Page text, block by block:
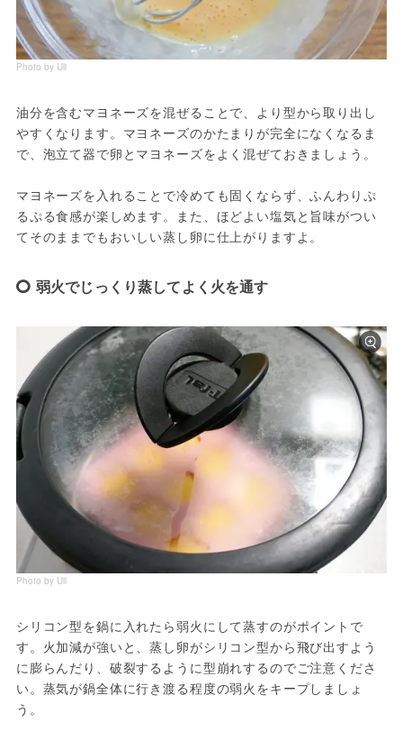
Photo by Uli
油分を含むマヨネーズを混ぜることで、より型から取り出し
やすくなります。マヨネーズのかたまりが完全になくなるま
で、泡立て器で卵とマヨネーズをよく混ぜておきましょう。
マヨネーズを入れることで冷めても固くならず、ふんわりぷ
るぷる食感が楽しめます。また、ほどよい塩気と旨味がつい
てそのままでもおいしい蒸し卵に仕上がりますよ。
弱火でじっくり蒸してよく火を通す
Photo by Uli
シリコン型を鍋に入れたら弱火にして蒸すのがポイントで
す。火加減が強いと、蒸し卵がシリコン型から飛び出すよう
に膨らんだり、破裂するように型崩れするのでご注意くださ
い。蒸気が鍋全体に行き渡る程度の弱火をキープしましょ
う。